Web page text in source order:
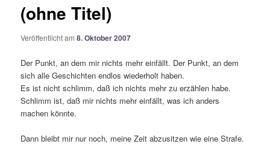
(ohne Titel)
Veröffentlicht am8. Oktober 2007
Der Punkt, an dem mir nichts mehr einfällt. Der Punkt, an dem
sich alle Geschichten endlos wiederholt haben.
Es ist nicht schlimm, daß ich nichts mehr zu erzählen habe.
Schlimm ist, daß mir nichts mehr einfällt, was ich anders
machen könnte.
Dann bleibt mir nur noch, meine Zeit abzusitzen wie eine Strafe.